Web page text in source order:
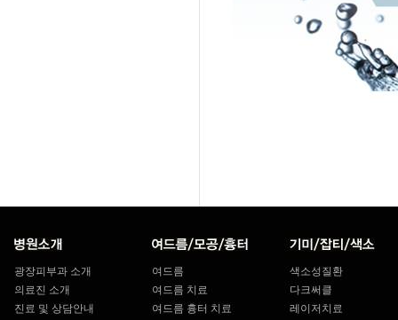
광장피부과 소개
의료진 소개
진료 및 상담안내
여드름
여드름 치료
여드름 흉터 치료
색소성질환
다크써클
레이저치료